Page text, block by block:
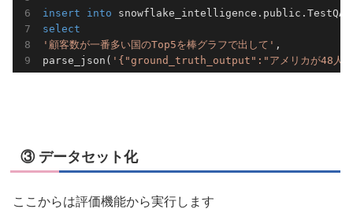
insert
into
select
'顧客数が一番多い国のTop5を棒グラフで出して' ,
parse_json( '{"ground_truth_output":"アメリカが48人、日
③ データセット化
ここからは評価機能から実行します